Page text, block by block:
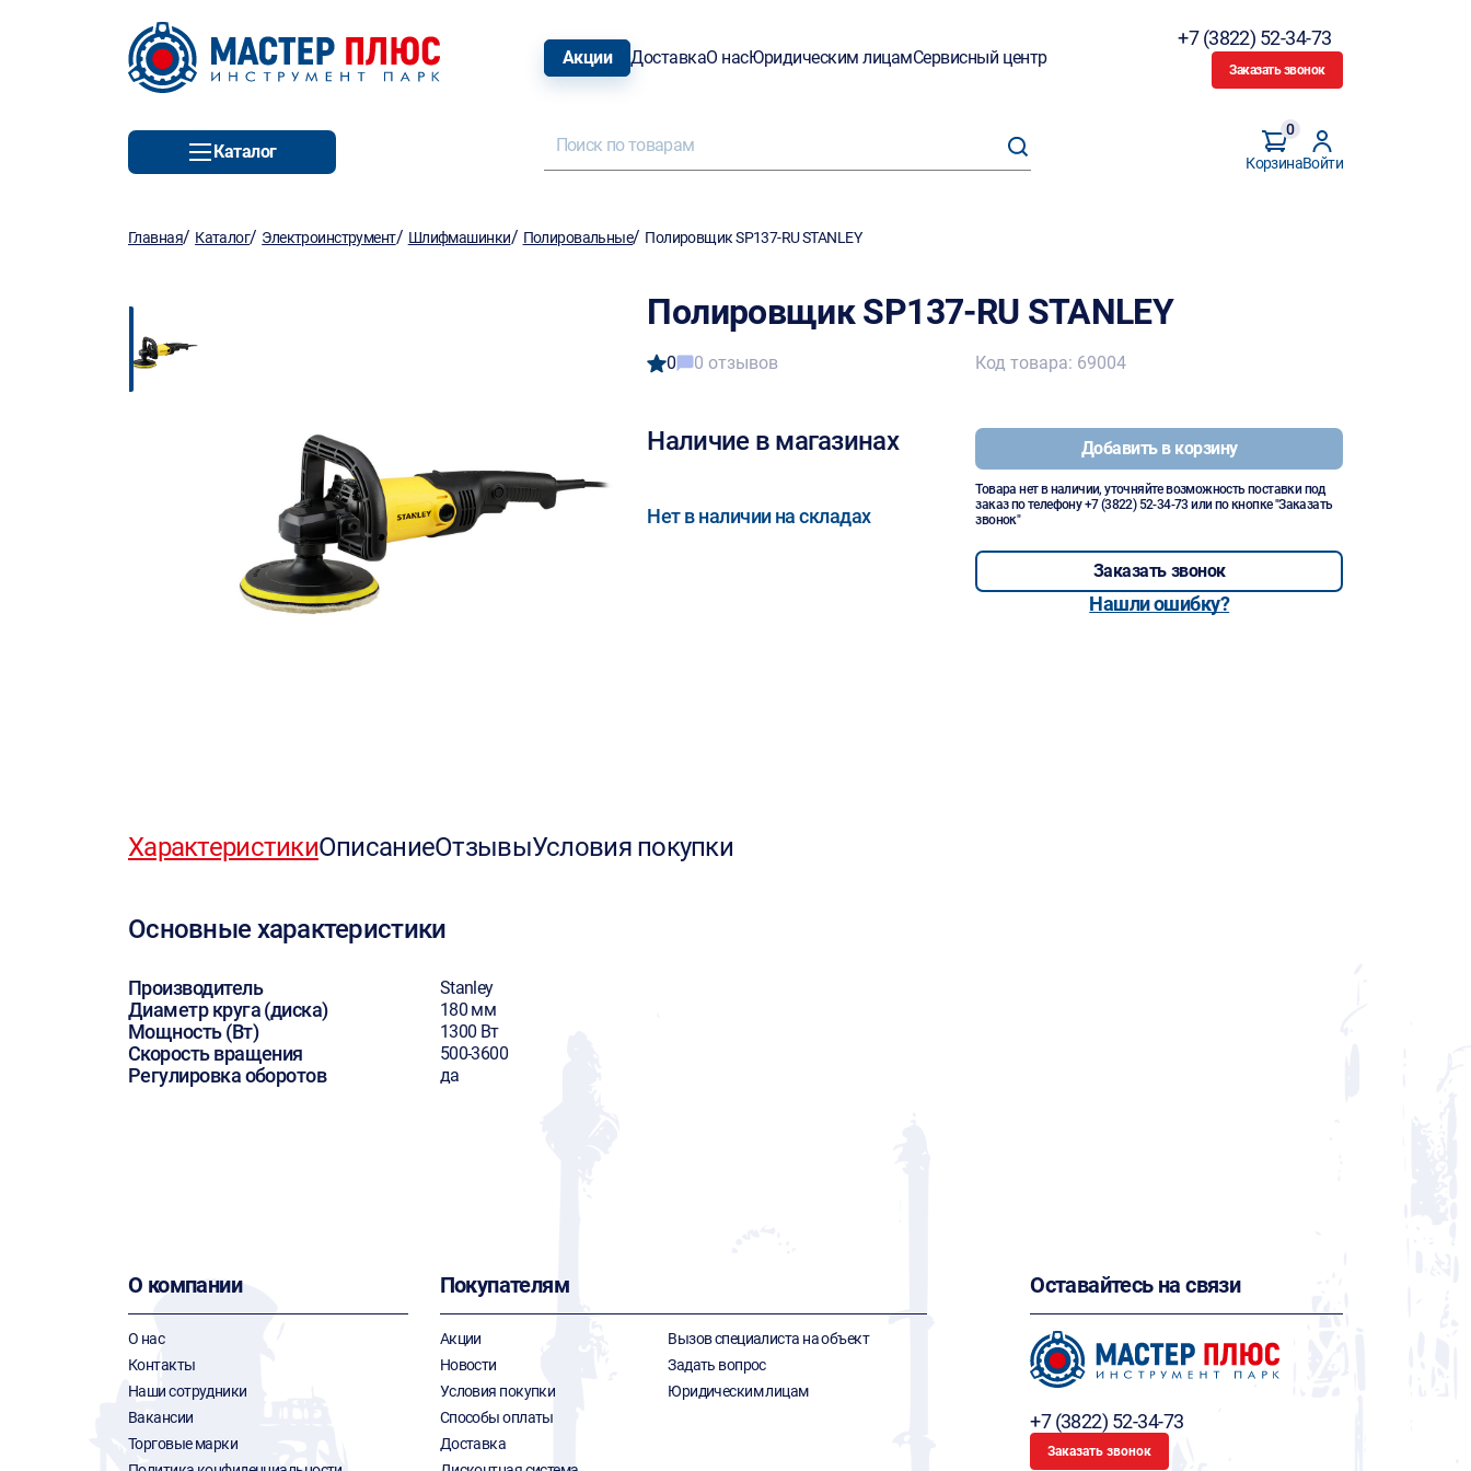
Акции ДоставкаО насЮридическим лицамСервисный центр
+7 (3822) 52-34-73
Заказать звонок
Каталог
Корзина
0
Войти
Главная/ Каталог/ Электроинструмент/ Шлифмашинки/ Полировальные/ Полировщик SP137-RU STANLEY
Полировщик SP137-RU STANLEY
0 0 отзывов
Наличие в магазинах
Нет в наличии на складах
Код товара: 69004
Добавить в корзину
Товара нет в наличии, уточняйте возможность поставки под
заказ по телефону+7 (3822) 52-34-73 или по кнопке "Заказать
звонок"
Заказать звонок
Нашли ошибку?
ХарактеристикиОписаниеОтзывыУсловия покупки
Основные характеристики
Производитель Stanley
Диаметр круга (диска) 180 мм
Мощность (Вт) 1300 Вт
Скорость вращения 500-3600
Регулировка оборотов да
О компании
О нас
Контакты
Наши сотрудники
Вакансии
Торговые марки
Покупателям
Акции
Новости
Условия покупки
Способы оплаты
Доставка
Вызов специалиста на объект
Задать вопрос
Юридическим лицам
Оставайтесь на связи
+7 (3822) 52-34-73
Заказать звонок